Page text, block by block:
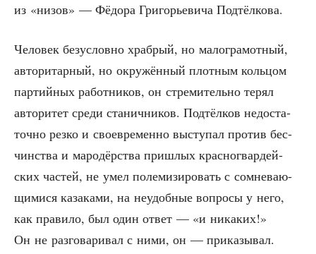
из «низов» — Фёдо­ра Гри­го­рье­ви­ча Подтёлкова.
Чело­век без­услов­но храб­рый, но мало­гра­мот­ный,
авто­ри­тар­ный, но окру­жён­ный плот­ным коль­цом
пар­тий­ных работ­ни­ков, он стре­ми­тель­но терял
авто­ри­тет сре­ди ста­нич­ни­ков. Под­тёл­ков недо­ста­
точ­но рез­ко и свое­вре­мен­но высту­пал про­тив бес­
чин­ства и маро­дёр­ства приш­лых крас­но­гвар­дей­
ских частей, не умел поле­ми­зи­ро­вать с сомне­ва­ю­
щи­ми­ся каза­ка­ми, на неудоб­ные вопро­сы у него,
как пра­ви­ло, был один ответ — «и ника­ких!»
Он не раз­го­ва­ри­вал с ними, он — приказывал.